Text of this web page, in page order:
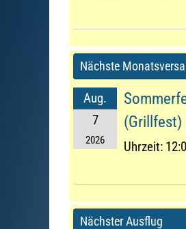
Nächste
Aug.
7
2026
(Grillfest)
Uhrzeit:
Nächster Ausflug